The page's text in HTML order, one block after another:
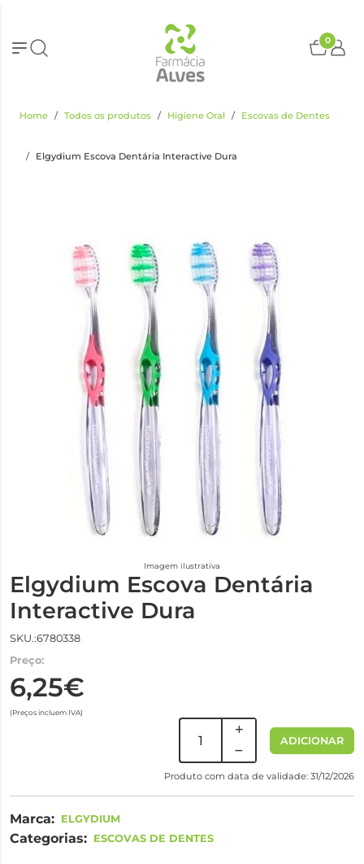
0
Home Todos os produtos Higiene Oral Escovas de Dentes
Elgydium Escova Dentária Interactive Dura
Imagem ilustrativa
Elgydium Escova Dentária
Interactive Dura
SKU.:6780338
Preço:
6,25€
(Preços incluem IVA)
ADICIONAR
Produto com data de validade: 31/12/2026
Marca: ELGYDIUM
Categorias: ESCOVAS DE DENTES